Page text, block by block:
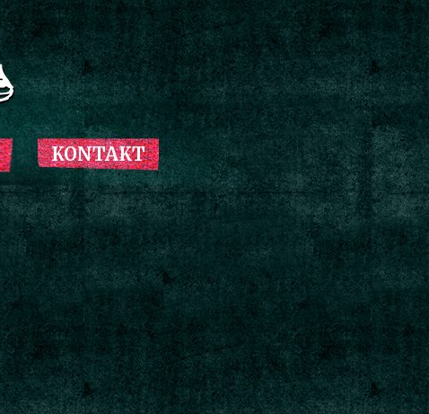
KONTAKT